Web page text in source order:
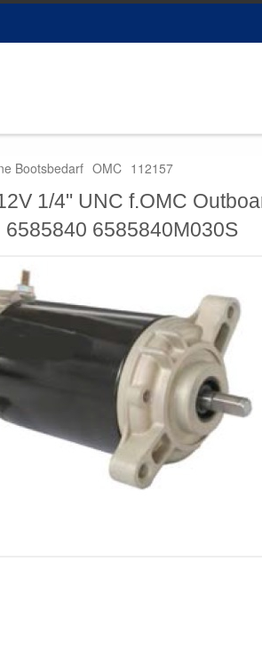
Bootsbedarf OMC 112157
1/4" UNC f.OMC
6585840M030S